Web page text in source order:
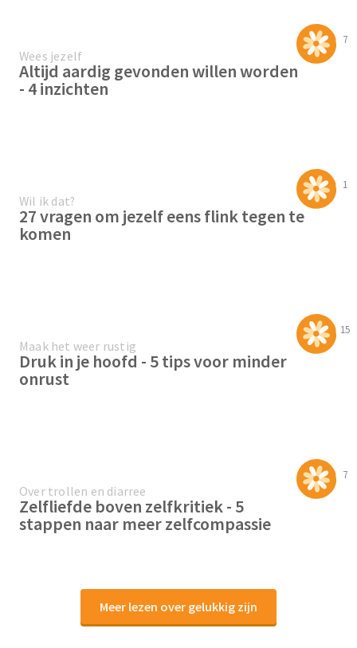
7
Wees jezelf
Altijd aardig gevonden willen worden
- 4 inzichten
1
Wil ik dat?
27 vragen om jezelf eens flink tegen te
komen
15
Maak het weer rustig
Druk in je hoofd - 5 tips voor minder
onrust
7
Over trollen en diarree
Zelfliefde boven zelfkritiek - 5
stappen naar meer zelfcompassie
Meer lezen over gelukkig zijn